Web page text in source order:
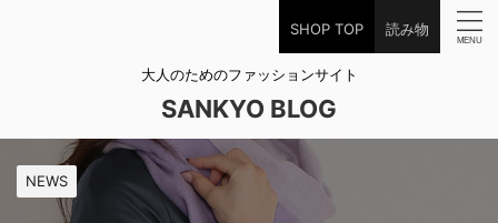
SHOP TOP 読み物
大人のためのファッションサイト
SANKYO BLOG
NEWS